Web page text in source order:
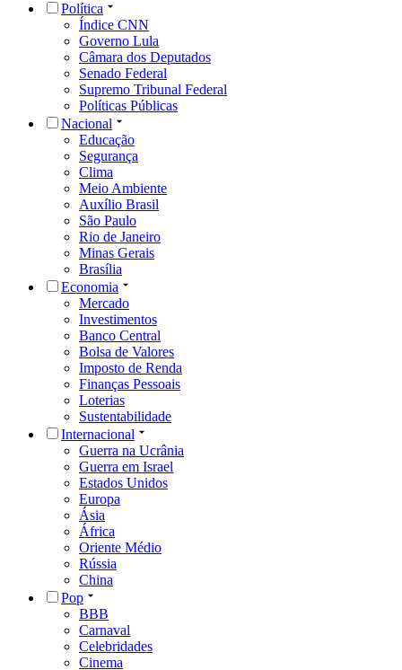
Política
Índice CNN
Governo Lula
Câmara dos Deputados
Senado Federal
Supremo Tribunal Federal
Políticas Públicas
Nacional
Educação
Segurança
Clima
Meio Ambiente
Auxílio Brasil
São Paulo
Rio de Janeiro
Minas Gerais
Brasília
Economia
Mercado
Investimentos
Banco Central
Bolsa de Valores
Imposto de Renda
Finanças Pessoais
Loterias
Sustentabilidade
Internacional
Guerra na Ucrânia
Guerra em Israel
Estados Unidos
Europa
Ásia
África
Oriente Médio
Rússia
China
Pop
BBB
Carnaval
Celebridades
Cinema